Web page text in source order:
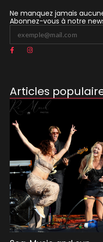
Ne manquez jamais
Abonnez-vous à notre
Articles